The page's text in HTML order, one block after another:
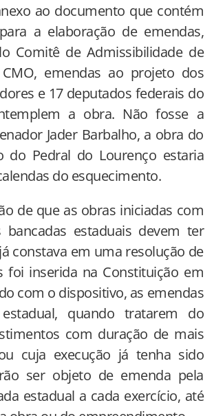
ao documento que contém
a elaboração de emendas,
Comitê de Admissibilidade de
emendas ao projeto dos
e 17 deputados federais do
a obra. Não fosse a
Jader Barbalho, a obra do
do Pedral do Lourenço estaria
do esquecimento.
de que as obras iniciadas com
bancadas estaduais devem ter
constava em uma resolução de
foi inserida na Constituição em
com o dispositivo, as emendas
quando tratarem do
com duração de mais
cuja execução já tenha sido
ser objeto de emenda pela
estadual a cada exercício, até